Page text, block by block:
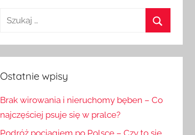
Szukaj:
Ostatnie wpisy
Brak wirowania i nieruchomy bęben – Co
najczęściej psuje się w pralce?